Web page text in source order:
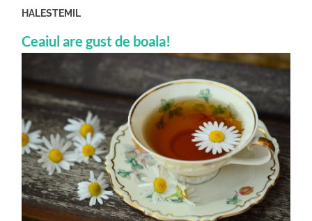
HALESTEMIL
Ceaiul are gust de boala!